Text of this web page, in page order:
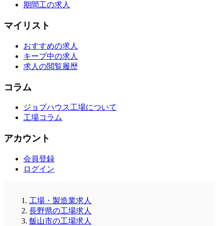
期間工の求人
マイリスト
おすすめの求人
キープ中の求人
求人の閲覧履歴
コラム
ジョブハウス工場について
工場コラム
アカウント
会員登録
ログイン
工場・製造業求人
長野県の工場求人
飯山市の工場求人